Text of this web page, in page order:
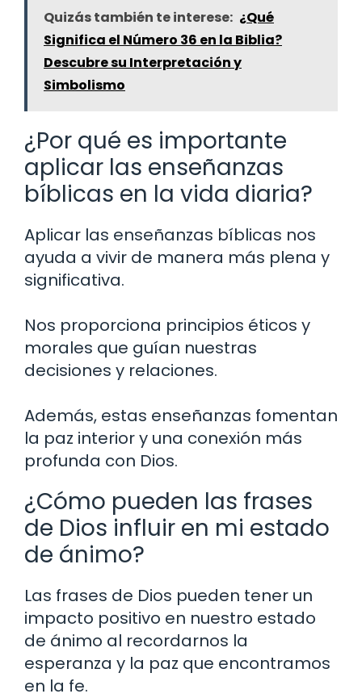
Quizás también te interese: ¿Qué
Significa el Número 36 en la Biblia?
Descubre su Interpretación y
Simbolismo
¿Por qué es importante
aplicar las enseñanzas
bíblicas en la vida diaria?
Aplicar las enseñanzas bíblicas nos
ayuda a vivir de manera más plena y
significativa.
Nos proporciona principios éticos y
morales que guían nuestras
decisiones y relaciones.
Además, estas enseñanzas fomentan
la paz interior y una conexión más
profunda con Dios.
¿Cómo pueden las frases
de Dios influir en mi estado
de ánimo?
Las frases de Dios pueden tener un
impacto positivo en nuestro estado
de ánimo al recordarnos la
esperanza y la paz que encontramos
en la fe.